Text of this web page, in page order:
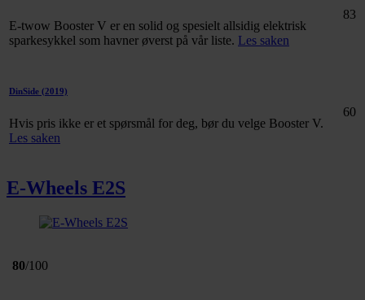
E-twow Booster V er en solid og spesielt allsidig elektrisk
sparkesykkel som havner øverst på vår liste. Les saken
83
DinSide (2019)
Hvis pris ikke er et spørsmål for deg, bør du velge Booster V.
Les saken
60
E-Wheels E2S
80/100